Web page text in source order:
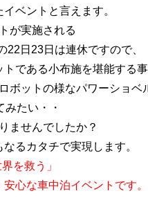
ベントと言えます。
が実施される
日23日は連休ですので、
である小布施を堪能する事
ボットの様なパワーショベ
みたい・・
ませんでしたか？
るカタチで実現します。
界を救う」
心な車中泊イベントです。